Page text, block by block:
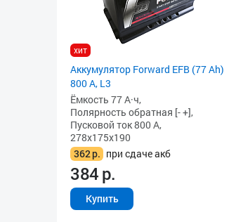
хит
Аккумулятор Forward EFB (77 Ah)
800 А, L3
Ёмкость 77 А·ч,
Полярность обратная [- +],
Пусковой ток 800 А,
278x175x190
362р. при сдаче акб
384р.
Купить